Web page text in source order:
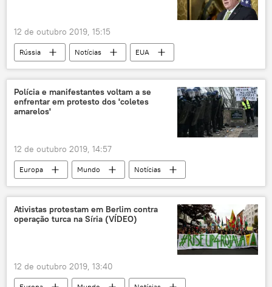
12 de outubro 2019, 15:15
Rússia Notícias
EUA
embaixada
cooperação
Mike Pompeo
Polícia e manifestantes voltam a se
enfrentar em protesto dos 'coletes
amarelos'
12 de outubro 2019, 14:57
Europa Mundo
Notícias
coletes amarelos
Toulouse
protestos
manifestação
governo
Emmanuel Macron
gás lacrimogêneo
Ativistas protestam em Berlim contra
operação turca na Síria (VÍDEO)
12 de outubro 2019, 13:40